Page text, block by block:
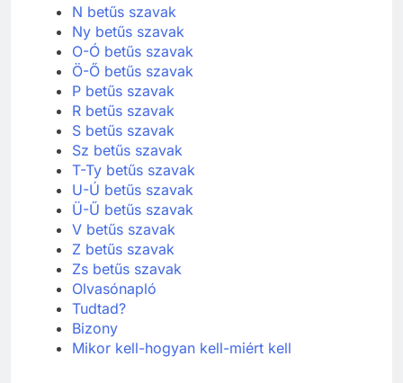
N betűs szavak
Ny betűs szavak
O-Ó betűs szavak
Ö-Ő betűs szavak
P betűs szavak
R betűs szavak
S betűs szavak
Sz betűs szavak
T-Ty betűs szavak
U-Ú betűs szavak
Ü-Ű betűs szavak
V betűs szavak
Z betűs szavak
Zs betűs szavak
Olvasónapló
Tudtad?
Bizony
Mikor kell-hogyan kell-miért kell